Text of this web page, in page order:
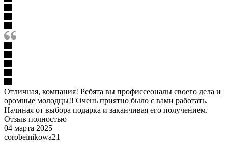
Отличная, компания! Ребята вы профиссеоналы своего дела и
оромные молодцы!! Очень приятно было с вами работать.
Начиная от выбора подарка и заканчивая его получением.
Отзыв полностью
04 марта 2025
corobeinikowa21